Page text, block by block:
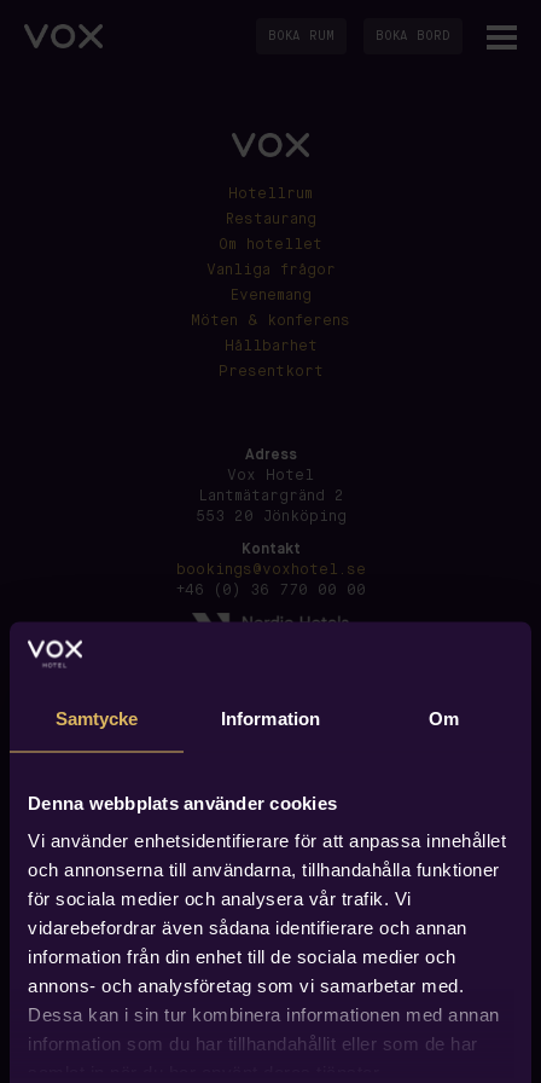
Samtycke Information Om
Denna webbplats använder cookies
Vi använder enhetsidentifierare för att anpassa innehållet
och annonserna till användarna, tillhandahålla funktioner
för sociala medier och analysera vår trafik. Vi
vidarebefordrar även sådana identifierare och annan
information från din enhet till de sociala medier och
annons- och analysföretag som vi samarbetar med.
Dessa kan i sin tur kombinera informationen med annan
information som du har tillhandahållit eller som de har
BOKA RUM BOKA BORD
Hotellrum
Restaurang
Om hotellet
Vanliga frågor
Evenemang
Möten & konferens
Hållbarhet
Presentkort
Adress
Vox Hotel
Lantmätargränd 2
553 20 Jönköping
Kontakt
bookings@voxhotel.se
+46 (0) 36 770 00 00
Hitta till Vox Hotel